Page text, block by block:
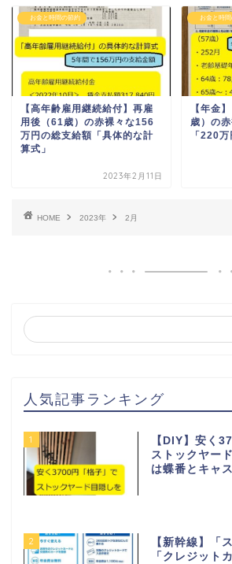
お金と時間の節約
【高年齢雇用継続給付】再雇
用後（61歳）の赤裸々な156
万円の総支給額「具体的な計
算式」
2023年2月11日
お金と時間
【年金
歳）の
「220
HOME 2023年 2月
人気記事ランキング
1
【DIY】安く
ストックヤー
は蝶番とキャス
2
【新幹線】「
「クレジット